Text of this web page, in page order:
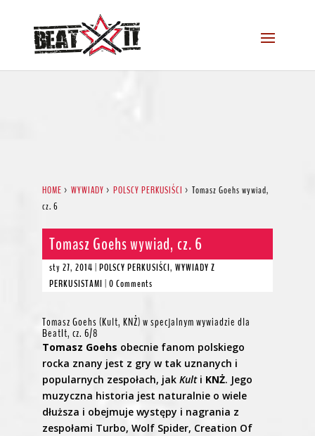
HOME > WYWIADY > POLSCY PERKUSIŚCI > Tomasz Goehs wywiad,
cz. 6
Tomasz Goehs wywiad, cz. 6
sty 27, 2014 | POLSCY PERKUSIŚCI, WYWIADY Z
PERKUSISTAMI | 0 Comments
Tomasz Goehs (Kult, KNŻ) w specjalnym wywiadzie dla
BeatIt, cz. 6/8
Tomasz Goehs obecnie fanom polskiego
rocka znany jest z gry w tak uznanych i
popularnych zespołach, jak Kulti KNŻ. Jego
muzyczna historia jest naturalnie o wiele
dłuższa i obejmuje występy i nagrania z
zespołami Turbo, Wolf Spider, Creation Of